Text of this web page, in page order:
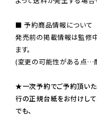
■ 予約商品情報について
発売前の掲載情報は監修
ます。
(変更の可能性がある点…
★一次予約でご予約頂いた
行の正規台紙をお付けし
でも、